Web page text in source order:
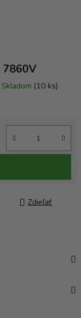
7860V
Skladom (10 ks)
Zdieľať